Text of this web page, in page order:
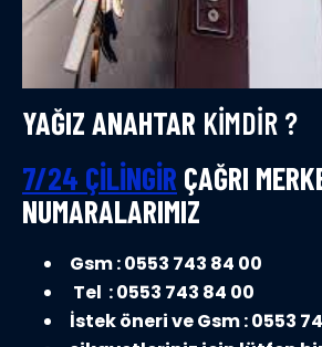
YAĞIZ ANAHTAR KIMDIR ?
7/24 ÇILINGIR ÇAĞRI
NUMARALARIMIZ
Gsm : 0553 743 84 00
Tel : 0553 743 84 00
İstek öneri ve Gsm : 0553